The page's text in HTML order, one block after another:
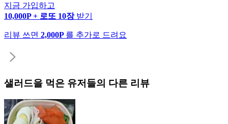
지금 가입하고
10,000P + 로또 10장 받기
리뷰 쓰면 2,000P 를 추가로 드려요
샐러드을 먹은 유저들의 다른 리뷰